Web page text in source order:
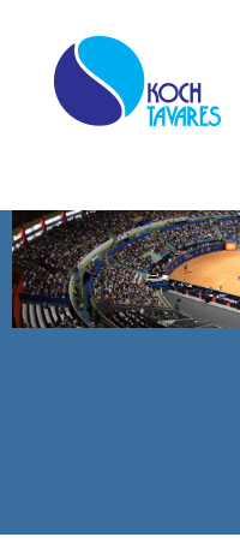
História
Áreas de